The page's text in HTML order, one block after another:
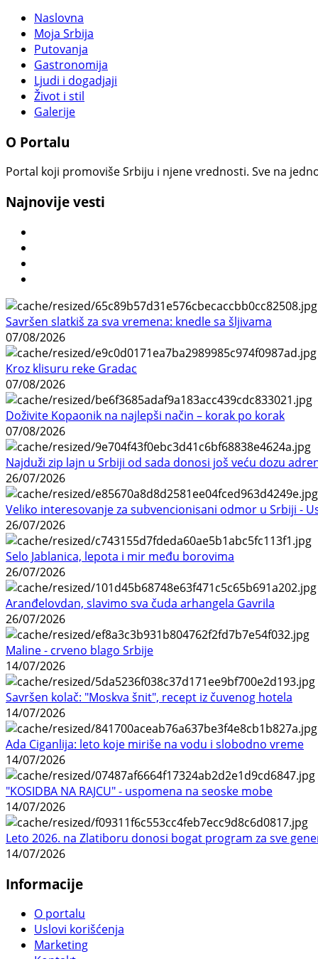
Naslovna
Moja Srbija
Putovanja
Gastronomija
Ljudi i dogadjaji
Život i stil
Galerije
O Portalu
Portal koji promoviše Srbiju i njene vrednosti. Sve na
Najnovije vesti
Savršen slatkiš za sva vremena: knedle sa šljivama
07/08/2026
Kroz klisuru reke Gradac
07/08/2026
Doživite Kopaonik na najlepši način – korak po korak
07/08/2026
Najduži zip lajn u Srbiji od sada donosi još veću dozu
26/07/2026
Veliko interesovanje za subvencionisani odmor u Srbiji -
26/07/2026
Selo Jablanica, lepota i mir među borovima
26/07/2026
Aranđelovdan, slavimo sva čuda arhangela Gavrila
26/07/2026
Maline - crveno blago Srbije
14/07/2026
Savršen kolač: "Moskva šnit", recept iz čuvenog hotela
14/07/2026
Ada Ciganlija: leto koje miriše na vodu i slobodno vreme
14/07/2026
"KOSIDBA NA RAJCU" - uspomena na seoske mobe
14/07/2026
Leto 2026. na Zlatiboru donosi bogat program za sve
14/07/2026
Informacije
O portalu
Uslovi korišćenja
Marketing